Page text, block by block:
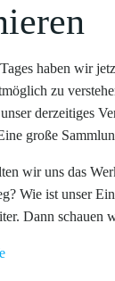
haben wir
zu
derzeitiges
große
wir uns das
Wie ist unser
Dann schauen